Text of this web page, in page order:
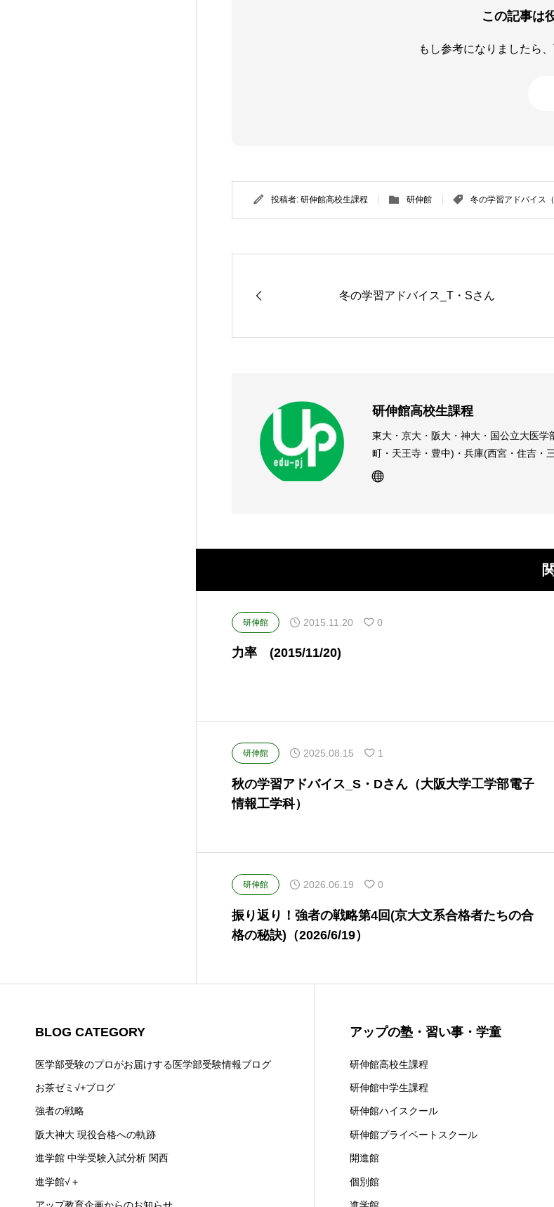
この記事は
もし参考になりましたら
投稿者: 研伸館高校生課程 研伸館 冬の学習アドバイス（
冬の学習アドバイス_T・Sさん
研伸館高校生課程
東大・京大・阪大・神大・国公立大医
町・天王寺・豊中)・兵庫(西宮・住吉・
受験予備校・進学塾です。
研伸館 2015.11.20 0
力率 (2015/11/20)
研伸館 2025.08.15 1
秋の学習アドバイス_S・Dさん（大阪大学工学部電子
情報工学科）
研伸館 2026.06.19 0
振り返り！強者の戦略第4回(京大文系合格者たちの合
格の秘訣)（2026/6/19）
BLOG CATEGORY
医学部受験のプロがお届けする医学部受験情報ブログ
お茶ゼミ√+ブログ
強者の戦略
阪大神大 現役合格への軌跡
進学館 中学受験入試分析 関西
進学館√＋
アップの塾・習い事・学童
研伸館高校生課程
研伸館中学生課程
研伸館ハイスクール
研伸館プライベートスクール
開進館
個別館